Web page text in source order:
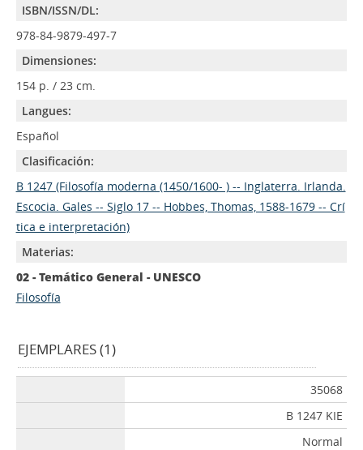
ISBN/ISSN/DL:
978-84-9879-497-7
Dimensiones:
154 p. / 23 cm.
Langues:
Español
Clasificación:
B 1247 (Filosofía moderna (1450/1600- ) -- Inglaterra. Irlanda.
Escocia. Gales -- Siglo 17 -- Hobbes, Thomas, 1588-1679 -- Crí
tica e interpretación)
Materias:
02 - Temático General - UNESCO
Filosofía
EJEMPLARES (1)
35068
B 1247 KIE
Normal